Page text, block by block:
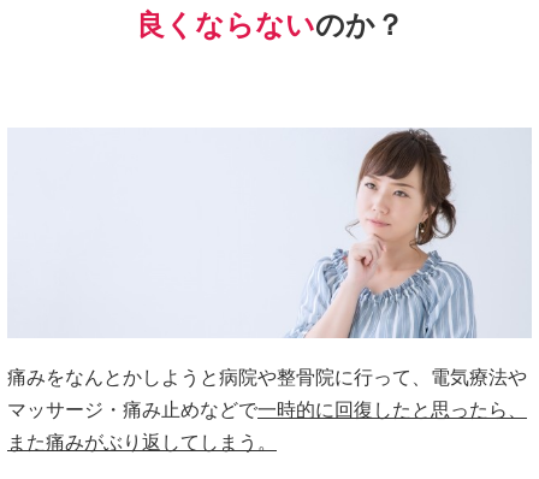
良く ならないのか？
痛みをなんとかしようと病院や整骨院に行って、電気療法や
マッサージ・痛み止めなどで一時的に回復したと思ったら、
また痛みがぶり返してしまう。